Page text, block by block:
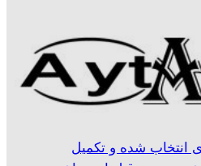
انتخاب شده و تکمیل